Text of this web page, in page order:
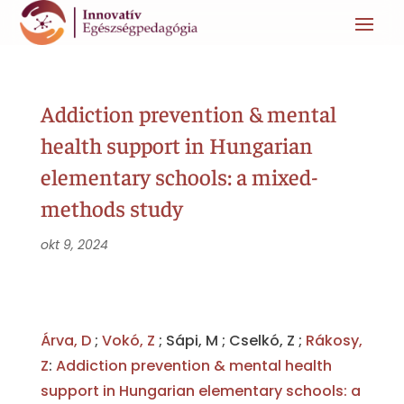
Addiction prevention & mental
health support in Hungarian
elementary schools: a mixed-
methods study
okt 9, 2024
Árva, D; Vokó, Z ; Sápi, M ; Cselkó, Z ; Rákosy,
Z: Addiction prevention & mental health
support in Hungarian elementary schools: a